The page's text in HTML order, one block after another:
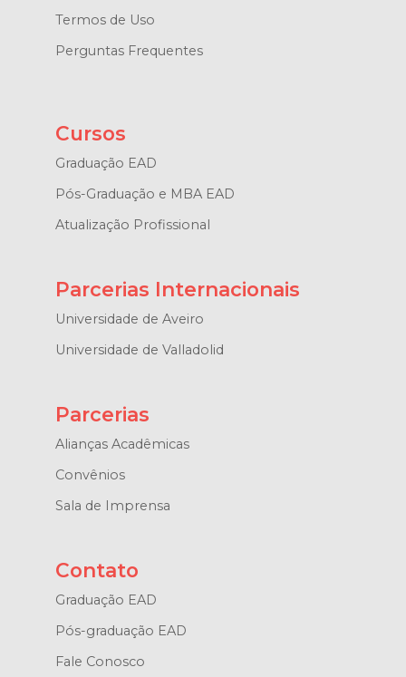
Termos de Uso
Perguntas Frequentes
Cursos
Graduação EAD
Pós-Graduação e MBA EAD
Atualização Profissional
Parcerias Internacionais
Universidade de Aveiro
Universidade de Valladolid
Parcerias
Alianças Acadêmicas
Convênios
Sala de Imprensa
Contato
Graduação EAD
Pós-graduação EAD
Fale Conosco